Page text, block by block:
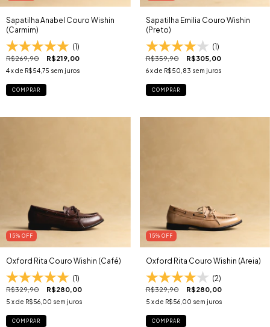
Sapatilha Anabel Couro Wishin
(Carmim)
(1)
R$269,90 R$219,00
4x de R$54,75 sem juros
COMPRAR
Sapatilha Emilia Couro Wishin
(Preto)
(1)
R$359,90 R$305,00
6 x de R$50,83 sem juros
COMPRAR
15% OFF
Oxford Rita Couro Wishin (Café)
(1)
R$329,90 R$280,00
5 x de R$56,00 sem juros
COMPRAR
15% OFF
Oxford Rita Couro Wishin (Areia)
(2)
R$329,90 R$280,00
5 x de R$56,00 sem juros
COMPRAR